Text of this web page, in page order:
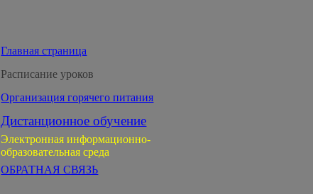
Главная страница
Расписание уроков
Организация горячего питания
Дистанционное обучение
Электронная информационно-
образовательная среда
ОБРАТНАЯ СВЯЗЬ